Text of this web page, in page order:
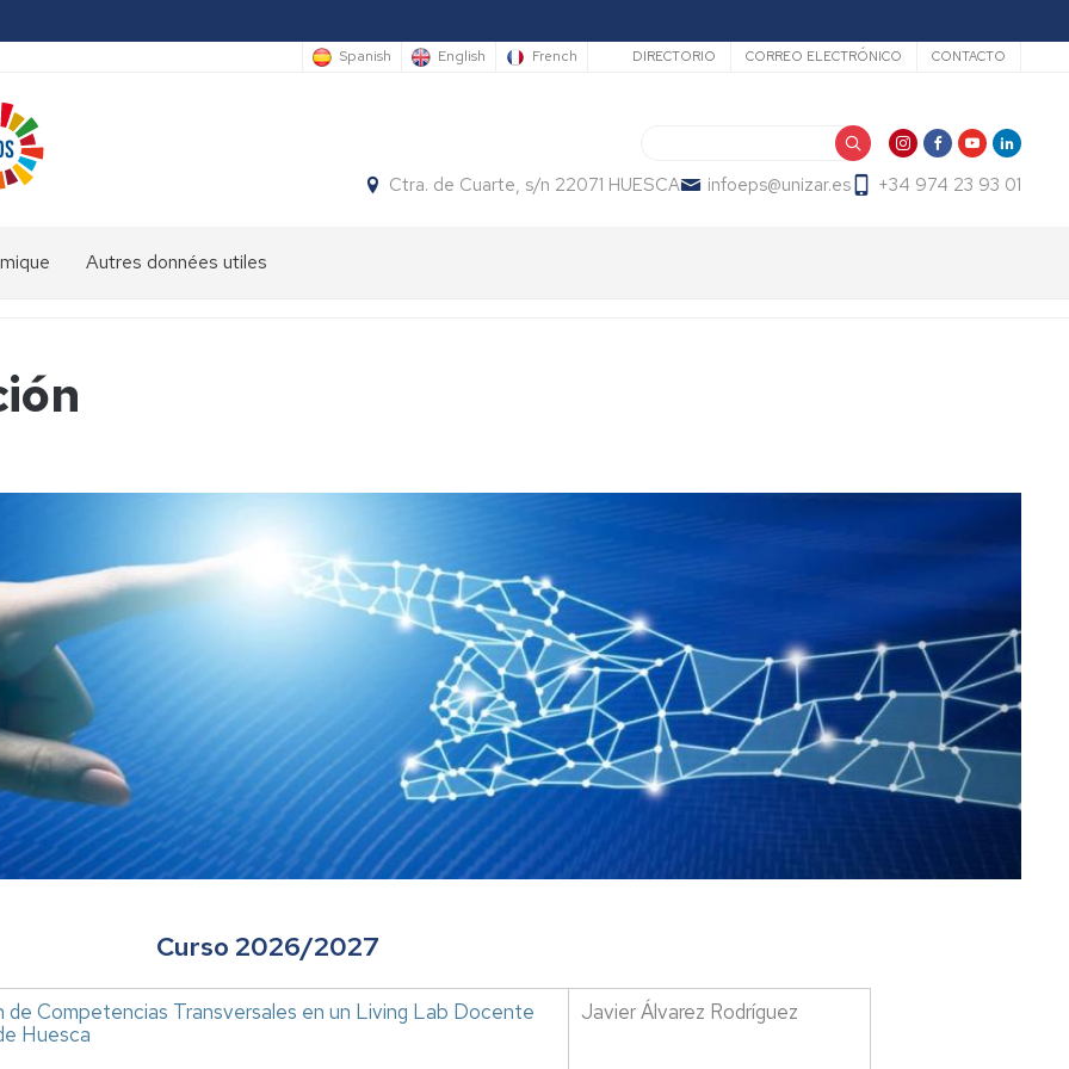
Spanish English French Secundario
DIRECTORIO CORREO ELECTRÓNICO CONTACTO
Ctra. de Cuarte, s/n 22071 HUESCA infoeps@unizar.es +34 974 23 93 01
Autres données utiles
Curso 2026/2027
de Competencias Transversales en un Living Lab Docente
Huesca
Javier Álvarez Rodríguez